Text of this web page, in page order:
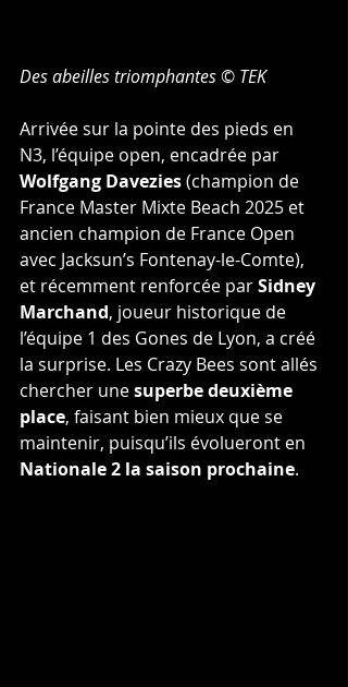
Des abeilles triomphantes © TEK
Arrivée sur la pointe des pieds en
N3, l’équipe open, encadrée par
Wolfgang Davezies (champion de
France Master Mixte Beach 2025 et
ancien champion de France Open
avec Jacksun’s Fontenay-le-Comte),
et récemment renforcée par Sidney
Marchand, joueur historique de
l’équipe 1 des Gones de Lyon, a créé
la surprise. Les Crazy Bees sont allés
chercher une superbe deuxième
place, faisant bien mieux que se
maintenir, puisqu’ils évolueront en
Nationale 2 la saison prochaine.